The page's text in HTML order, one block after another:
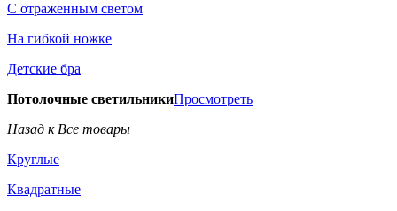
С отраженным светом
На гибкой ножке
Детские бра
Потолочные светильникиПросмотреть
Назад к Все товары
Круглые
Квадратные